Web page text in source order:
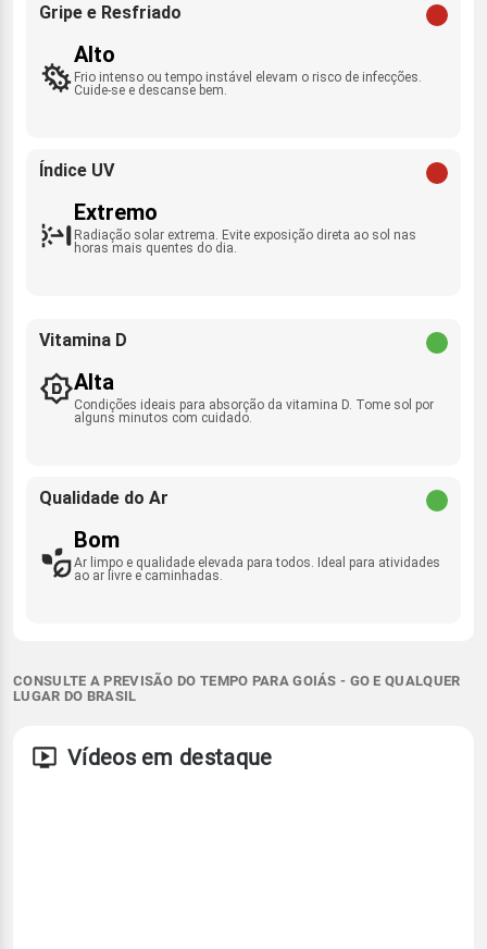
Gripe e Resfriado
Alto
Frio intenso ou tempo instável elevam o risco de infecções.
Cuide-se e descanse bem.
Índice UV
Extremo
Radiação solar extrema. Evite exposição direta ao sol nas
horas mais quentes do dia.
Vitamina D
Alta
Condições ideais para absorção da vitamina D. Tome sol por
alguns minutos com cuidado.
Qualidade do Ar
Bom
Ar limpo e qualidade elevada para todos. Ideal para atividades
ao ar livre e caminhadas.
CONSULTE A PREVISÃO DO TEMPO PARA GOIÁS - GO E QUALQUER
LUGAR DO BRASIL
Vídeos em destaque